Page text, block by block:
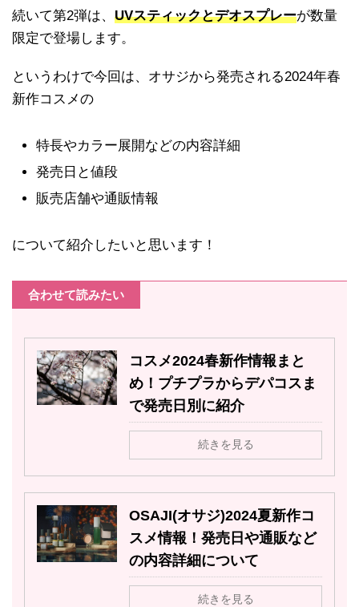
続いて第2弾は、 UVスティックとデオスプレーが数量
限定で登場します。
というわけで今回は、オサジから発売される2024年春
新作コスメの
特長やカラー展開などの内容詳細
発売日と値段
販売店舗や通販情報
について紹介したいと思います！
合わせて読みたい
コスメ2024春新作情報まと
め！プチプラからデパコスま
で発売日別に紹介
続きを見る
OSAJI(オサジ)2024夏新作コ
スメ情報！発売日や通販など
の内容詳細について
続きを見る